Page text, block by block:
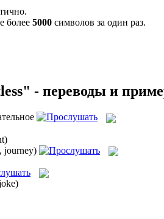
более 5000 символов за один раз.
- переводы и
journey)